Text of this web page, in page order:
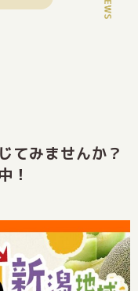
てみませんか？
！